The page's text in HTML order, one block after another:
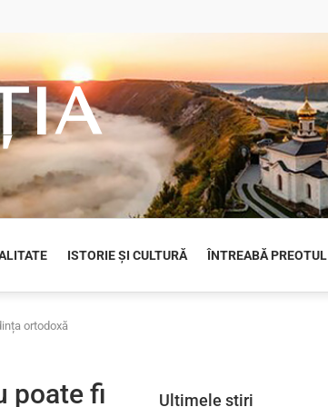
ISTORIE ȘI CULTURĂ ÎNTREABĂ PREOTUL
ortodoxă
poate fi Ultimele știri